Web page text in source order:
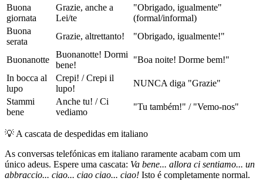
Buona
giornata
Grazie, anche a
Lei/te
"Obrigado, igualmente"
(formal/informal)
Buona
serata
Grazie, altrettanto! "Obrigado, igualmente!"
Buonanotte
Buonanotte! Dormi
bene!
"Boa noite! Dorme bem!"
In bocca al
lupo
Crepi! / Crepi il
lupo!
NUNCA diga "Grazie"
Stammi
bene
Anche tu! / Ci
vediamo
"Tu também!" / "Vemo-nos"
💡A cascata de despedidas em italiano
As conversas telefónicas em italiano raramente acabam com um
único adeus. Espere uma cascata: Va bene... allora ci sentiamo... un
abbraccio... ciao... ciao ciao... ciao! Isto é completamente normal.